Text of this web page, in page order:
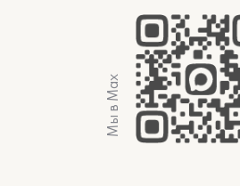
Мы в Max